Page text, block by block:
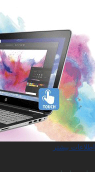
اطلاعات بیشتر